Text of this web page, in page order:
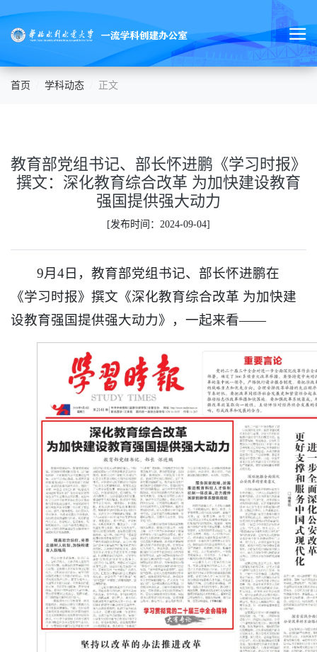
首页 学科动态 正文
教育部党组书记、部长怀进鹏《学习时报》
撰文：深化教育综合改革 为加快建设教育
强国提供强大动力
[发布时间：2024-09-04]
9月4日，教育部党组书记、部长怀进鹏在
《学习时报》撰文《深化教育综合改革 为加快建
设教育强国提供强大动力》，一起来看——